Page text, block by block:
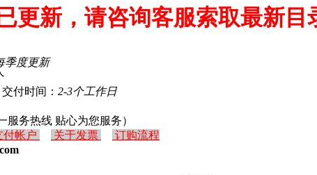
更新，请咨询客服索取最新目
季度更新
交付时间： 2-3个工作日
服务热线 贴心为您服务）
付帐户 关于发票
订购流程